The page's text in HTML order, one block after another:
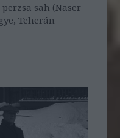
sah (Naser
Teherán